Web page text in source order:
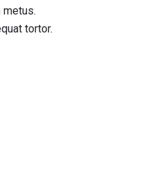
metus.
tortor.